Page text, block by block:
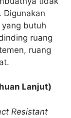
Digunakan
butuh
ruang
ruang
Lanjut)
Resistant